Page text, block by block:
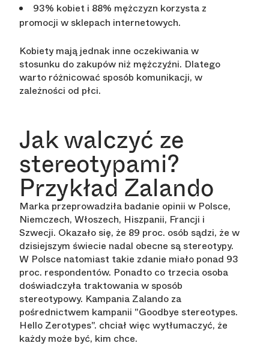
93% kobiet i 88% mężczyzn korzysta z
promocji w sklepach internetowych.
Kobiety mają jednak inne oczekiwania w
stosunku do zakupów niż mężczyźni. Dlatego
warto różnicować sposób komunikacji, w
zależności od płci.
Jak walczyć ze
stereotypami?
Przykład Zalando
Marka przeprowadziła badanie opinii w Polsce,
Niemczech, Włoszech, Hiszpanii, Francji i
Szwecji. Okazało się, że 89 proc. osób sądzi, że w
dzisiejszym świecie nadal obecne są stereotypy.
W Polsce natomiast takie zdanie miało ponad 93
proc. respondentów. Ponadto co trzecia osoba
doświadczyła traktowania w sposób
stereotypowy. Kampania Zalando za
pośrednictwem kampanii "Goodbye stereotypes.
Hello Zerotypes". chciał więc wytłumaczyć, że
każdy może być, kim chce.